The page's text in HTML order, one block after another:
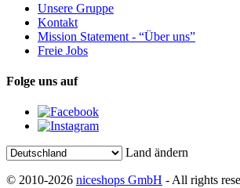
Unsere Gruppe
Kontakt
Mission Statement - “Über uns”
Freie Jobs
Folge uns auf
Land ändern
© 2010-2026 niceshops GmbH - All rights